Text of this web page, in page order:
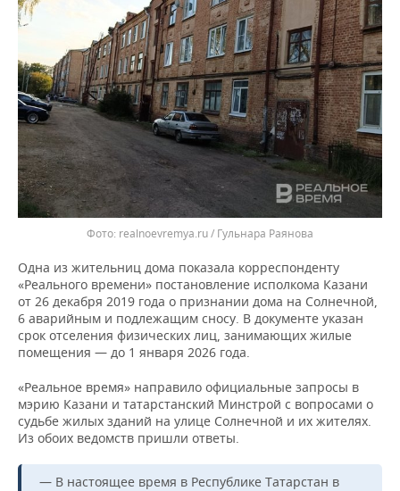
realnoevremya.ru / Гульнара Раянова
Одна из жительниц дома показала корреспонденту
«Реального времени» постановление исполкома Казани
от 26 декабря 2019 года о признании дома на Солнечной,
6 аварийным и подлежащим сносу. В документе указан
срок отселения физических лиц, занимающих жилые
помещения — до 1 января 2026 года.
«Реальное время» направило официальные запросы в
мэрию Казани и татарстанский Минстрой с вопросами о
судьбе жилых зданий на улице Солнечной и их жителях.
Из обоих ведомств пришли ответы.
— В настоящее время в Республике Татарстан в